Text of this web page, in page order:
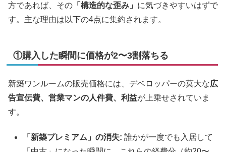
方であれば、その 「構造的な歪み」 に気づきやすいはずで
す。主な理由は以下の4点に集約されます。
①購入した瞬間に価格が2〜3割落ちる
新築ワンルームの販売価格には、デベロッパーの莫大な広
告宣伝費、営業マンの人件費、利益が上乗せされていま
す。
「新築プレミアム」の消失: 誰かが一度でも入居して